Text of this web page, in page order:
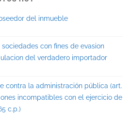
del inmueble
con fines de evasion
del verdadero importador
contra la administración pública (art.
incompatibles con el ejercicio de
c.p.)